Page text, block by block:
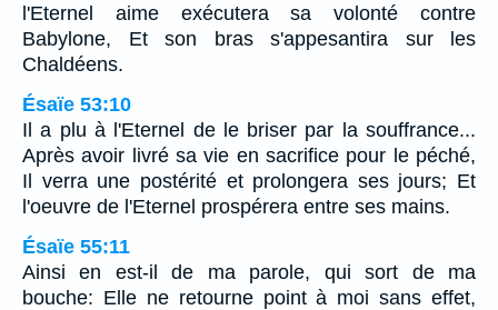
l'Eternel aime exécutera sa volonté contre
Babylone, Et son bras s'appesantira sur les
Chaldéens.
Ésaïe 53:10
Il a plu à l'Eternel de le briser par la souffrance...
Après avoir livré sa vie en sacrifice pour le péché,
Il verra une postérité et prolongera ses jours; Et
l'oeuvre de l'Eternel prospérera entre ses mains.
Ésaïe 55:11
Ainsi en est-il de ma parole, qui sort de ma
bouche: Elle ne retourne point à moi sans effet,